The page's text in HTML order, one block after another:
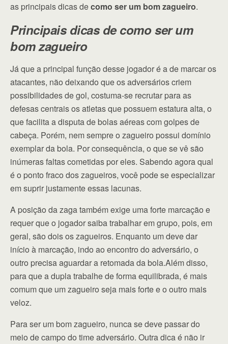
as principais dicas decomo ser um bom zagueiro.
Principais dicas de como ser um
bom zagueiro
Já que a principal função desse jogador é a de marcar os
atacantes, não deixando que os adversários criem
possibilidades de gol, costuma-se recrutar para as
defesas centrais os atletas que possuem estatura alta, o
que facilita a disputa de bolas aéreas com golpes de
cabeça. Porém, nem sempre o zagueiro possui domínio
exemplar da bola. Por consequência, o que se vê são
inúmeras faltas cometidas por eles. Sabendo agora qual
é o ponto fraco dos zagueiros, você pode se especializar
em suprir justamente essas lacunas.
A posição da zaga também exige uma forte marcação e
requer que o jogador saiba trabalhar em grupo, pois, em
geral, são dois os zagueiros. Enquanto um deve dar
início à marcação, indo ao encontro do adversário, o
outro precisa aguardar a retomada da bola.Além disso,
para que a dupla trabalhe de forma equilibrada, é mais
comum que um zagueiro seja mais forte e o outro mais
veloz.
Para ser um bom zagueiro, nunca se deve passar do
meio de campo do time adversário. Outra dica é não ir